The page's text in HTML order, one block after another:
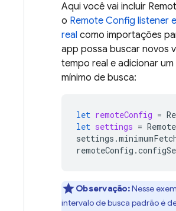
Aqui você vai incluir
o Remote Config listener
real como importações
app possa buscar novos
tempo real e adicionar
mínimo de busca:
let remoteConfig =
let settings =
settings .
remoteConfig .
Observação:Nesse
intervalo de busca padrão é